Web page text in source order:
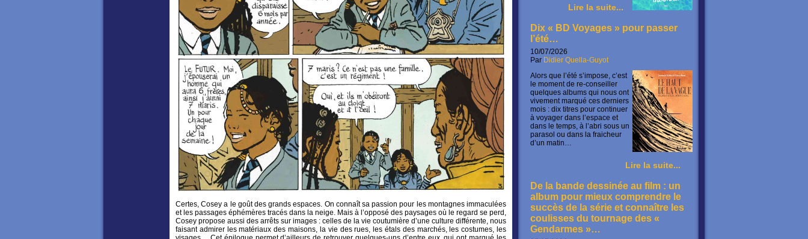
Lire la suite...
Dix « BD Voyages » pour passer
l’été…
10/07/2026
Par Didier Quella-Guyot
Alors que l’été s’impose, c’est
le moment de re-conseiller
quelques albums qui nous ont
vivement marqué ces derniers
mois : dix titres pour continuer
à voyager dans l’espace et
dans le temps, à l’abri sous un
parasol ou dans la fraicheur
d’un matin…
Lire la suite...
De la bande dessinée au film : un
album pour mieux comprendre le
succès de la série et connaître les
coulisses du tournage des «
Gendarmes »…
Certes, Cosey a le goût des grands espaces. On connaît sa passion pour les montagnes immaculées
et les passages éphémères tracés dans la neige. Mais à l’opposé des paysages où le regard se perd,
Cosey propose aussi des arrêts sur images : celles de la vie coutumière d’une culture différente, nous
faisant admirer les matériaux des maisons, la vie des rues, les étals des marchés, les costumes, les